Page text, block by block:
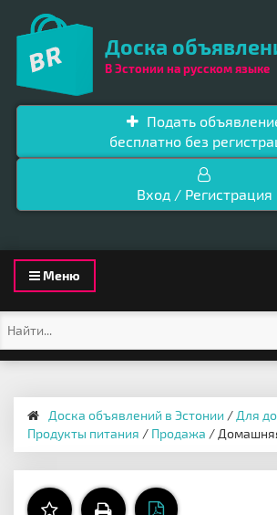
Доска
В Эстонии на русском языке
Подать
бесплатно без
Вход / Регистрация
Toggle
navigation
Меню
Доска объявлений в Эстонии / Для
Продукты питания / Продажа /